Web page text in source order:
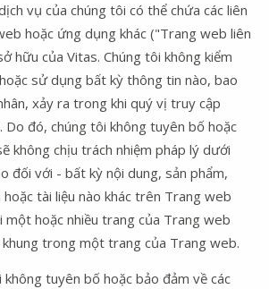
vụ của chúng tôi có thể chứa các liên
hoặc ứng dụng khác ("Trang web liên
hữu của Vitas. Chúng tôi không kiểm
sử dụng bất kỳ thông tin nào, bao
xảy ra trong khi quý vị truy cập
Do đó, chúng tôi không tuyên bố hoặc
không chịu trách nhiệm pháp lý dưới
đối với - bất kỳ nội dung, sản phẩm,
tài liệu nào khác trên Trang web
một hoặc nhiều trang của Trang web
trong một trang của Trang web.
tuyên bố hoặc bảo đảm về các